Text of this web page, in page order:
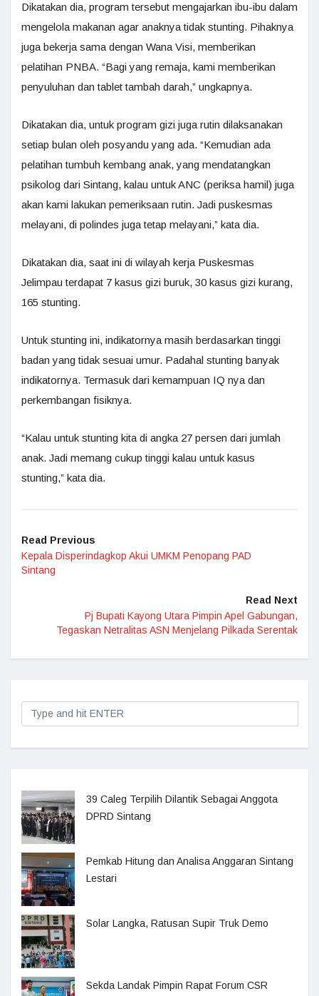
Dikatakan dia, program tersebut mengajarkan ibu-ibu dalam
mengelola makanan agar anaknya tidak stunting. Pihaknya
juga bekerja sama dengan Wana Visi, memberikan
pelatihan PNBA. “Bagi yang remaja, kami memberikan
penyuluhan dan tablet tambah darah,” ungkapnya.
Dikatakan dia, untuk program gizi juga rutin dilaksanakan
setiap bulan oleh posyandu yang ada. “Kemudian ada
pelatihan tumbuh kembang anak, yang mendatangkan
psikolog dari Sintang, kalau untuk ANC (periksa hamil) juga
akan kami lakukan pemeriksaan rutin. Jadi puskesmas
melayani, di polindes juga tetap melayani,” kata dia.
Dikatakan dia, saat ini di wilayah kerja Puskesmas
Jelimpau terdapat 7 kasus gizi buruk, 30 kasus gizi kurang,
165 stunting.
Untuk stunting ini, indikatornya masih berdasarkan tinggi
badan yang tidak sesuai umur. Padahal stunting banyak
indikatornya. Termasuk dari kemampuan IQ nya dan
perkembangan fisiknya.
“Kalau untuk stunting kita di angka 27 persen dari jumlah
anak. Jadi memang cukup tinggi kalau untuk kasus
stunting,” kata dia.
Read Previous
Kepala Disperindagkop Akui UMKM Penopang PAD
Sintang
Read Next
Pj Bupati Kayong Utara Pimpin Apel Gabungan,
Tegaskan Netralitas ASN Menjelang Pilkada Serentak
39 Caleg Terpilih Dilantik Sebagai Anggota
DPRD Sintang
Pemkab Hitung dan Analisa Anggaran Sintang
Lestari
Solar Langka, Ratusan Supir Truk Demo
Sekda Landak Pimpin Rapat Forum CSR